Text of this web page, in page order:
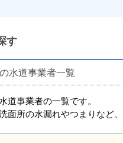
す
水道事業者一覧
道事業者の一覧です。
面所の水漏れやつまりなど